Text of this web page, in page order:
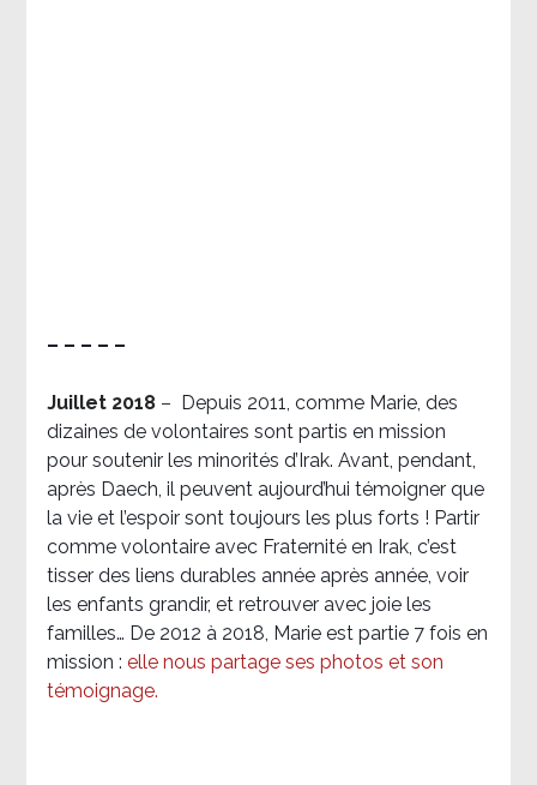
– – – – –
Juillet 2018 –
Depuis 2011, comme Marie, des
dizaines de volontaires sont partis en mission
pour soutenir les minorités d’Irak. Avant, pendant,
après Daech, il peuvent aujourd’hui témoigner que
la vie et l’espoir sont toujours les plus forts ! Partir
comme volontaire avec Fraternité en Irak, c’est
tisser des liens durables année après année, voir
les enfants grandir, et retrouver avec joie les
familles… De 2012 à 2018, Marie est partie 7 fois en
mission : elle nous partage ses photos et son
témoignage.